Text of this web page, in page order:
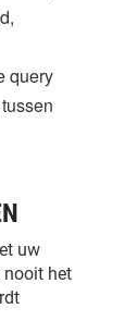
query
uw
nooit het